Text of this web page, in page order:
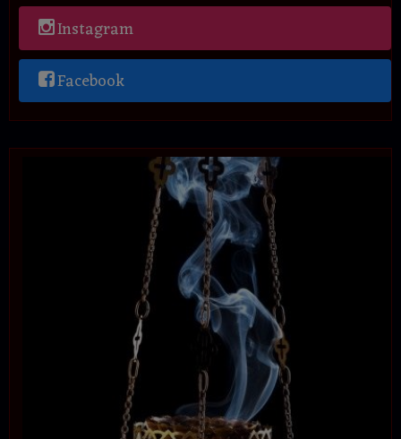
Instagram
Facebook